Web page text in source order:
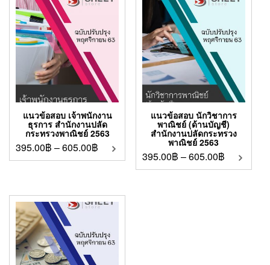
แนวข้อสอบ เจ้าพนักงาน
ธุรการ สำนักงานปลัด
กระทรวงพาณิชย์ 2563
395.00฿ –605.00฿
แนวข้อสอบ นักวิชาการ
พาณิชย์ (ด้านบัญชี)
สำนักงานปลัดกระทรวง
พาณิชย์ 2563
395.00฿ –605.00฿